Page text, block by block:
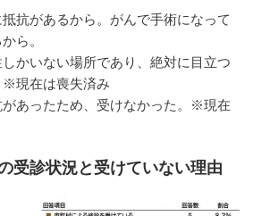
抗があるから。がんで手術になって
ら。
かいない場所であり、絶対に目立つ
※現在は喪失済み
あったため、受けなかった。※現在
受診状況と受けていない理由